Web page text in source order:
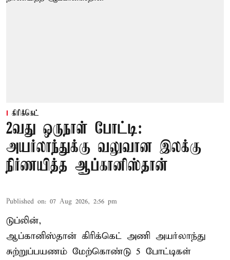
கிரிக்கெட்
2வது ஒருநாள் போட்டி:
அயர்லாந்துக்கு வலுவான இலக்கு
நிர்ணயித்த ஆப்கானிஸ்தான்
Published on: 07 Aug 2026, 2:56 pm
டுப்லின்,
ஆப்கானிஸ்தான் கிரிக்கெட் அணி அயர்லாந்து
சுற்றுப்பயணம் மேற்கொண்டு 5 போட்டிகள்